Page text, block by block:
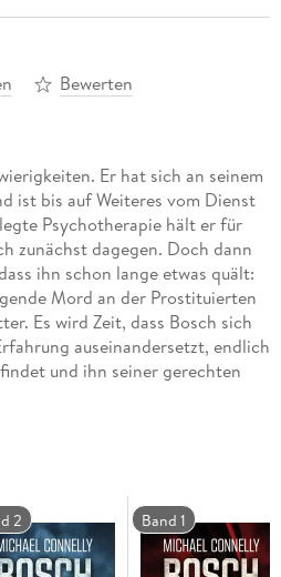
Bewerten
Er hat sich an seinem
ist bis auf Weiteres vom Dienst
Psychotherapie hält er für
zunächst dagegen. Doch dann
ihn schon lange etwas quält:
Mord an der Prostituierten
Es wird Zeit, dass Bosch sich
auseinandersetzt, endlich
und ihn seiner gerechten
2 Band 1